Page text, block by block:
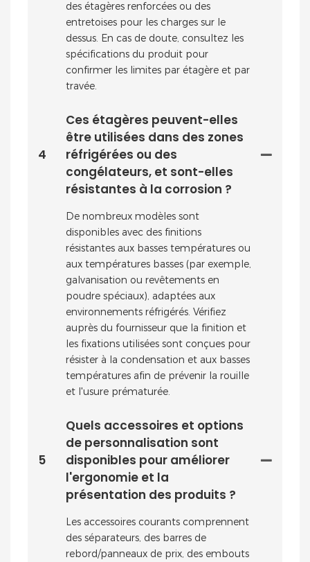
des étagères renforcées ou des
entretoises pour les charges sur le
dessus. En cas de doute, consultez les
spécifications du produit pour
confirmer les limites par étagère et par
travée.
4
Ces étagères peuvent-elles
être utilisées dans des zones
réfrigérées ou des
congélateurs, et sont-elles
résistantes à la corrosion ?
De nombreux modèles sont
disponibles avec des finitions
résistantes aux basses températures ou
aux températures basses (par exemple,
galvanisation ou revêtements en
poudre spéciaux), adaptées aux
environnements réfrigérés. Vérifiez
auprès du fournisseur que la finition et
les fixations utilisées sont conçues pour
résister à la condensation et aux basses
températures afin de prévenir la rouille
et l'usure prématurée.
5
Quels accessoires et options
de personnalisation sont
disponibles pour améliorer
l'ergonomie et la
présentation des produits ?
Les accessoires courants comprennent
des séparateurs, des barres de
rebord/panneaux de prix, des embouts